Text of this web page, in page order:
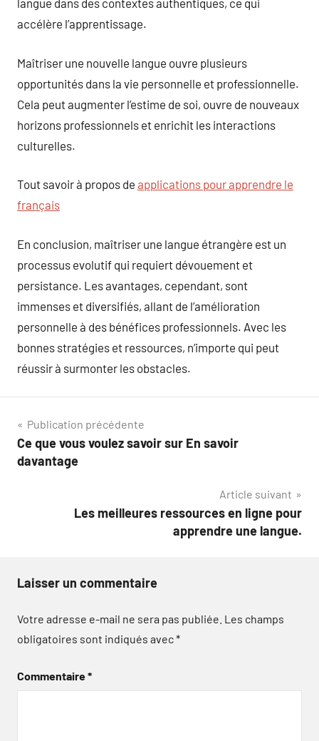
langue dans des contextes authentiques, ce qui
accélère l’apprentissage.
Maîtriser une nouvelle langue ouvre plusieurs
opportunités dans la vie personnelle et professionnelle.
Cela peut augmenter l’estime de soi, ouvre de nouveaux
horizons professionnels et enrichit les interactions
culturelles.
Tout savoir à propos de applications pour apprendre le
français
En conclusion, maîtriser une langue étrangère est un
processus evolutif qui requiert dévouement et
persistance. Les avantages, cependant, sont
immenses et diversifiés, allant de l’amélioration
personnelle à des bénéfices professionnels. Avec les
bonnes stratégies et ressources, n’importe qui peut
réussir à surmonter les obstacles.
Navigation
de
Publication précédente
Ce que vous voulez savoir sur En savoir
davantage
Article suivant
Les meilleures ressources en ligne pour
apprendre une langue.
Laisser un commentaire
Votre adresse e-mail ne sera pas publiée. Les champs
obligatoires sont indiqués avec*
Commentaire*